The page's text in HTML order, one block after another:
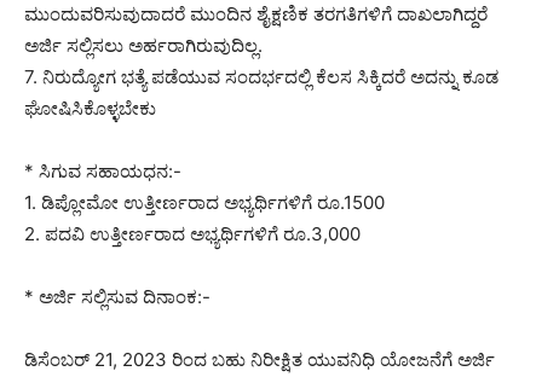
ಮುಂದುವರಿಸುವುದಾದರೆ ಮುಂದಿನ ಶೈಕ್ಷಣಿಕ ತರಗತಿಗಳಿಗೆ ದಾಖಲಾಗಿದ್ದರೆ
ಅರ್ಜಿ ಸಲ್ಲಿಸಲು ಅರ್ಹರಾಗಿರುವುದಿಲ್ಲ.
7. ನಿರುದ್ಯೋಗ ಭತ್ಯೆ ಪಡೆಯುವ ಸಂದರ್ಭದಲ್ಲಿ ಕೆಲಸ ಸಿಕ್ಕಿದರೆ ಅದನ್ನು ಕೂಡ
ಘೋಷಿಸಿಕೊಳ್ಳಬೇಕು
* ಸಿಗುವ ಸಹಾಯಧನ:-
1. ಡಿಪ್ಲೋಮೋ ಉತ್ತೀರ್ಣರಾದ ಅಭ್ಯರ್ಥಿಗಳಿಗೆ ರೂ.1500
2. ಪದವಿ ಉತ್ತೀರ್ಣರಾದ ಅಭ್ಯರ್ಥಿಗಳಿಗೆ ರೂ.3,000
* ಅರ್ಜಿ ಸಲ್ಲಿಸುವ ದಿನಾಂಕ:-
ಡಿಸೆಂಬರ್ 21, 2023 ರಿಂದ ಬಹು ನಿರೀಕ್ಷಿತ ಯುವನಿಧಿ ಯೋಜನೆಗೆ ಅರ್ಜಿ